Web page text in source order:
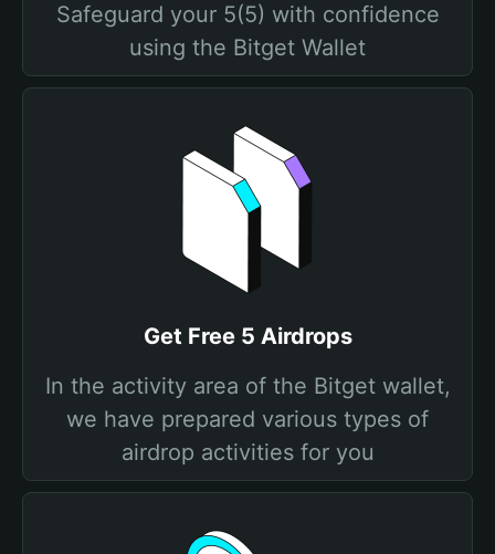
Safeguard your 5(5) with confidence
using the Bitget Wallet
Get Free 5 Airdrops
In the activity area of the Bitget wallet,
we have prepared various types of
airdrop activities for you